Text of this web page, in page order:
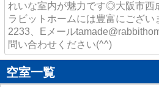
れいな室内が魅力です◎大阪市西
ラビットホームには豊富にござ
2233、Eメール
問い合わせください(^^)
空室一覧